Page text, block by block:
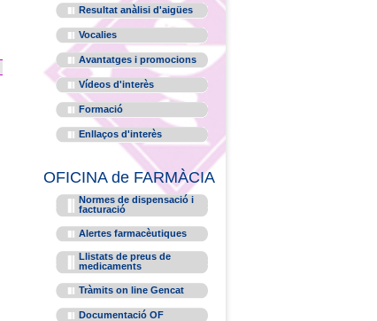
Resultat anàlisi d'aigües
Vocalies
Avantatges i promocions
Vídeos d'interès
Formació
Enllaços d'interès
OFICINA de FARMÀCIA
Normes de dispensació i
facturació
Alertes farmacèutiques
Llistats de preus de
medicaments
Tràmits on line Gencat
Documentació OF